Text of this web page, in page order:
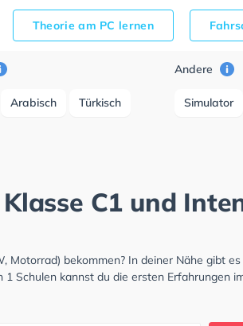
Theorie am PC lernen
Arabisch Türkisch
Andere
Simulator
C1 und
Motorrad) bekommen? In deiner Nähe gibt es
Schulen kannst du die ersten Erfahrungen